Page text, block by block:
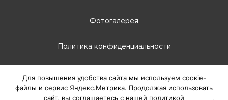
Фотогалерея
Политика конфиденциальности
г. Абакан, Крылова, 66-Б
Для повышения удобства сайта мы используем соокіе-
файлы и сервис Яндекс.Метрика. Продолжая использовать
сайт, вы соглашаетесь с нашей политикой